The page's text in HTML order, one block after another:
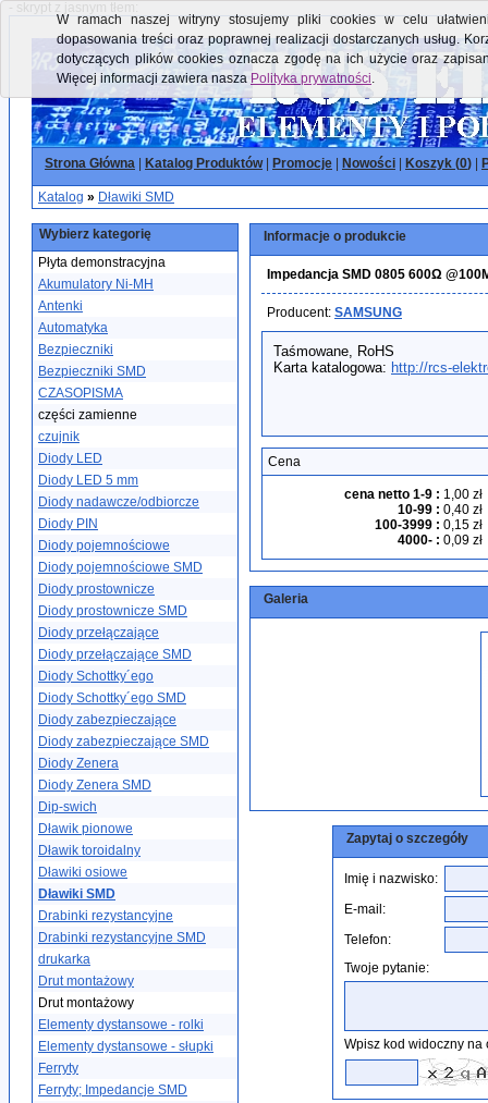
- skrypt z jasnym tłem:
Strona Główna Katalog Produktów| Promocje Nowości Koszyk (0)
Katalog » Dławiki SMD
Wybierz kategorię
Płyta demonstracyjna
Akumulatory Ni-MH
Antenki
Automatyka
Bezpieczniki
Bezpieczniki SMD
CZASOPISMA
części zamienne
czujnik
Diody LED
Diody LED 5 mm
Diody nadawcze/odbiorcze
Diody PIN
Diody pojemnościowe
Diody pojemnościowe SMD
Diody prostownicze
Diody prostownicze SMD
Diody przełączające
Diody przełączające SMD
Diody Schottky´ego
Diody Schottky´ego SMD
Diody zabezpieczające
Diody zabezpieczające SMD
Diody Zenera
Diody Zenera SMD
Dip-swich
Dławik pionowe
Dławik toroidalny
Dławiki osiowe
Dławiki SMD
Drabinki rezystancyjne
Drabinki rezystancyjne SMD
drukarka
Drut montażowy
Drut montażowy
Elementy dystansowe - rolki
Elementy dystansowe - słupki
Ferryty
Ferryty; Impedancje SMD
Informacje o produkcie
Impedancja SMD 0805 600Ω
Producent: SAMSUNG
Taśmowane, RoHS
Karta katalogowa: http://rcs-
Cena
cena netto 1-9 : 1,00 zł
10-99 : 0,40 zł
100-3999 : 0,15 zł
4000- : 0,09 zł
Galeria
Zapytaj o szczegóły
Imię i nazwisko:
E-mail:
Telefon:
Twoje pytanie:
Wpisz kod widoczny na
W ramach naszej witryny stosujemy pliki cookies w celu
dopasowania treści oraz poprawnej realizacji dostarczanych usług.
dotyczących plików cookies oznacza zgodę na ich użycie oraz
Więcej informacji zawiera nasza Polityka prywatności.